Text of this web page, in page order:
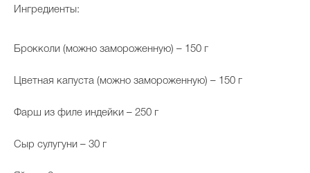
Ингредиенты:
Брокколи (можно замороженную) – 150 г
Цветная капуста (можно замороженную) – 150 г
Фарш из филе индейки – 250 г
Сыр сулугуни – 30 г